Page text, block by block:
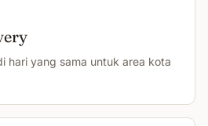
hari yang sama untuk area kota